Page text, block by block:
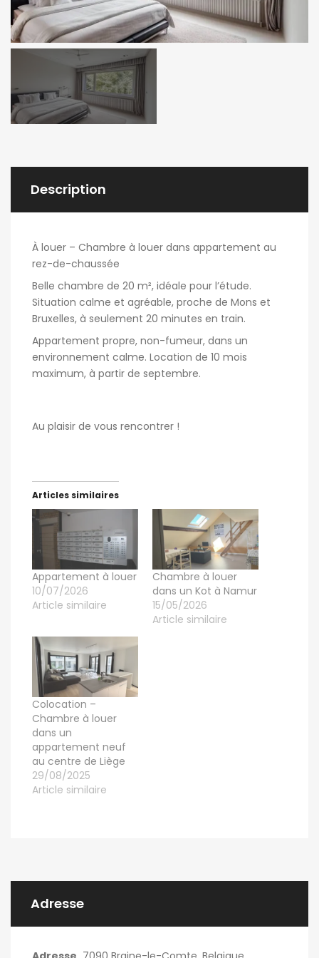
Description
À louer – Chambre à louer dans appartement au
rez-de-chaussée
Belle chambre de 20 m², idéale pour l’étude.
Situation calme et agréable, proche de Mons et
Bruxelles, à seulement 20 minutes en train.
Appartement propre, non-fumeur, dans un
environnement calme. Location de 10 mois
maximum, à partir de septembre.
Au plaisir de vous rencontrer !
Articles similaires
Appartement à louer
10/07/2026
Article similaire
Chambre à louer
dans un Kot à Namur
15/05/2026
Article similaire
Colocation –
Chambre à louer
dans un
appartement neuf
au centre de Liège
29/08/2025
Article similaire
Adresse